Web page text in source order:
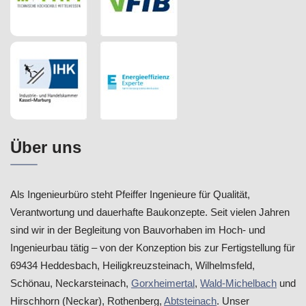
Über uns
Als Ingenieurbüro steht Pfeiffer Ingenieure für Qualität,
Verantwortung und dauerhafte Baukonzepte. Seit vielen Jahren
sind wir in der Begleitung von Bauvorhaben im Hoch- und
Ingenieurbau tätig – von der Konzeption bis zur Fertigstellung für
69434 Heddesbach, Heiligkreuzsteinach, Wilhelmsfeld,
Schönau, Neckarsteinach, Gorxheimertal, Wald-Michelbach und
Hirschhorn (Neckar), Rothenberg, Abtsteinach. Unser